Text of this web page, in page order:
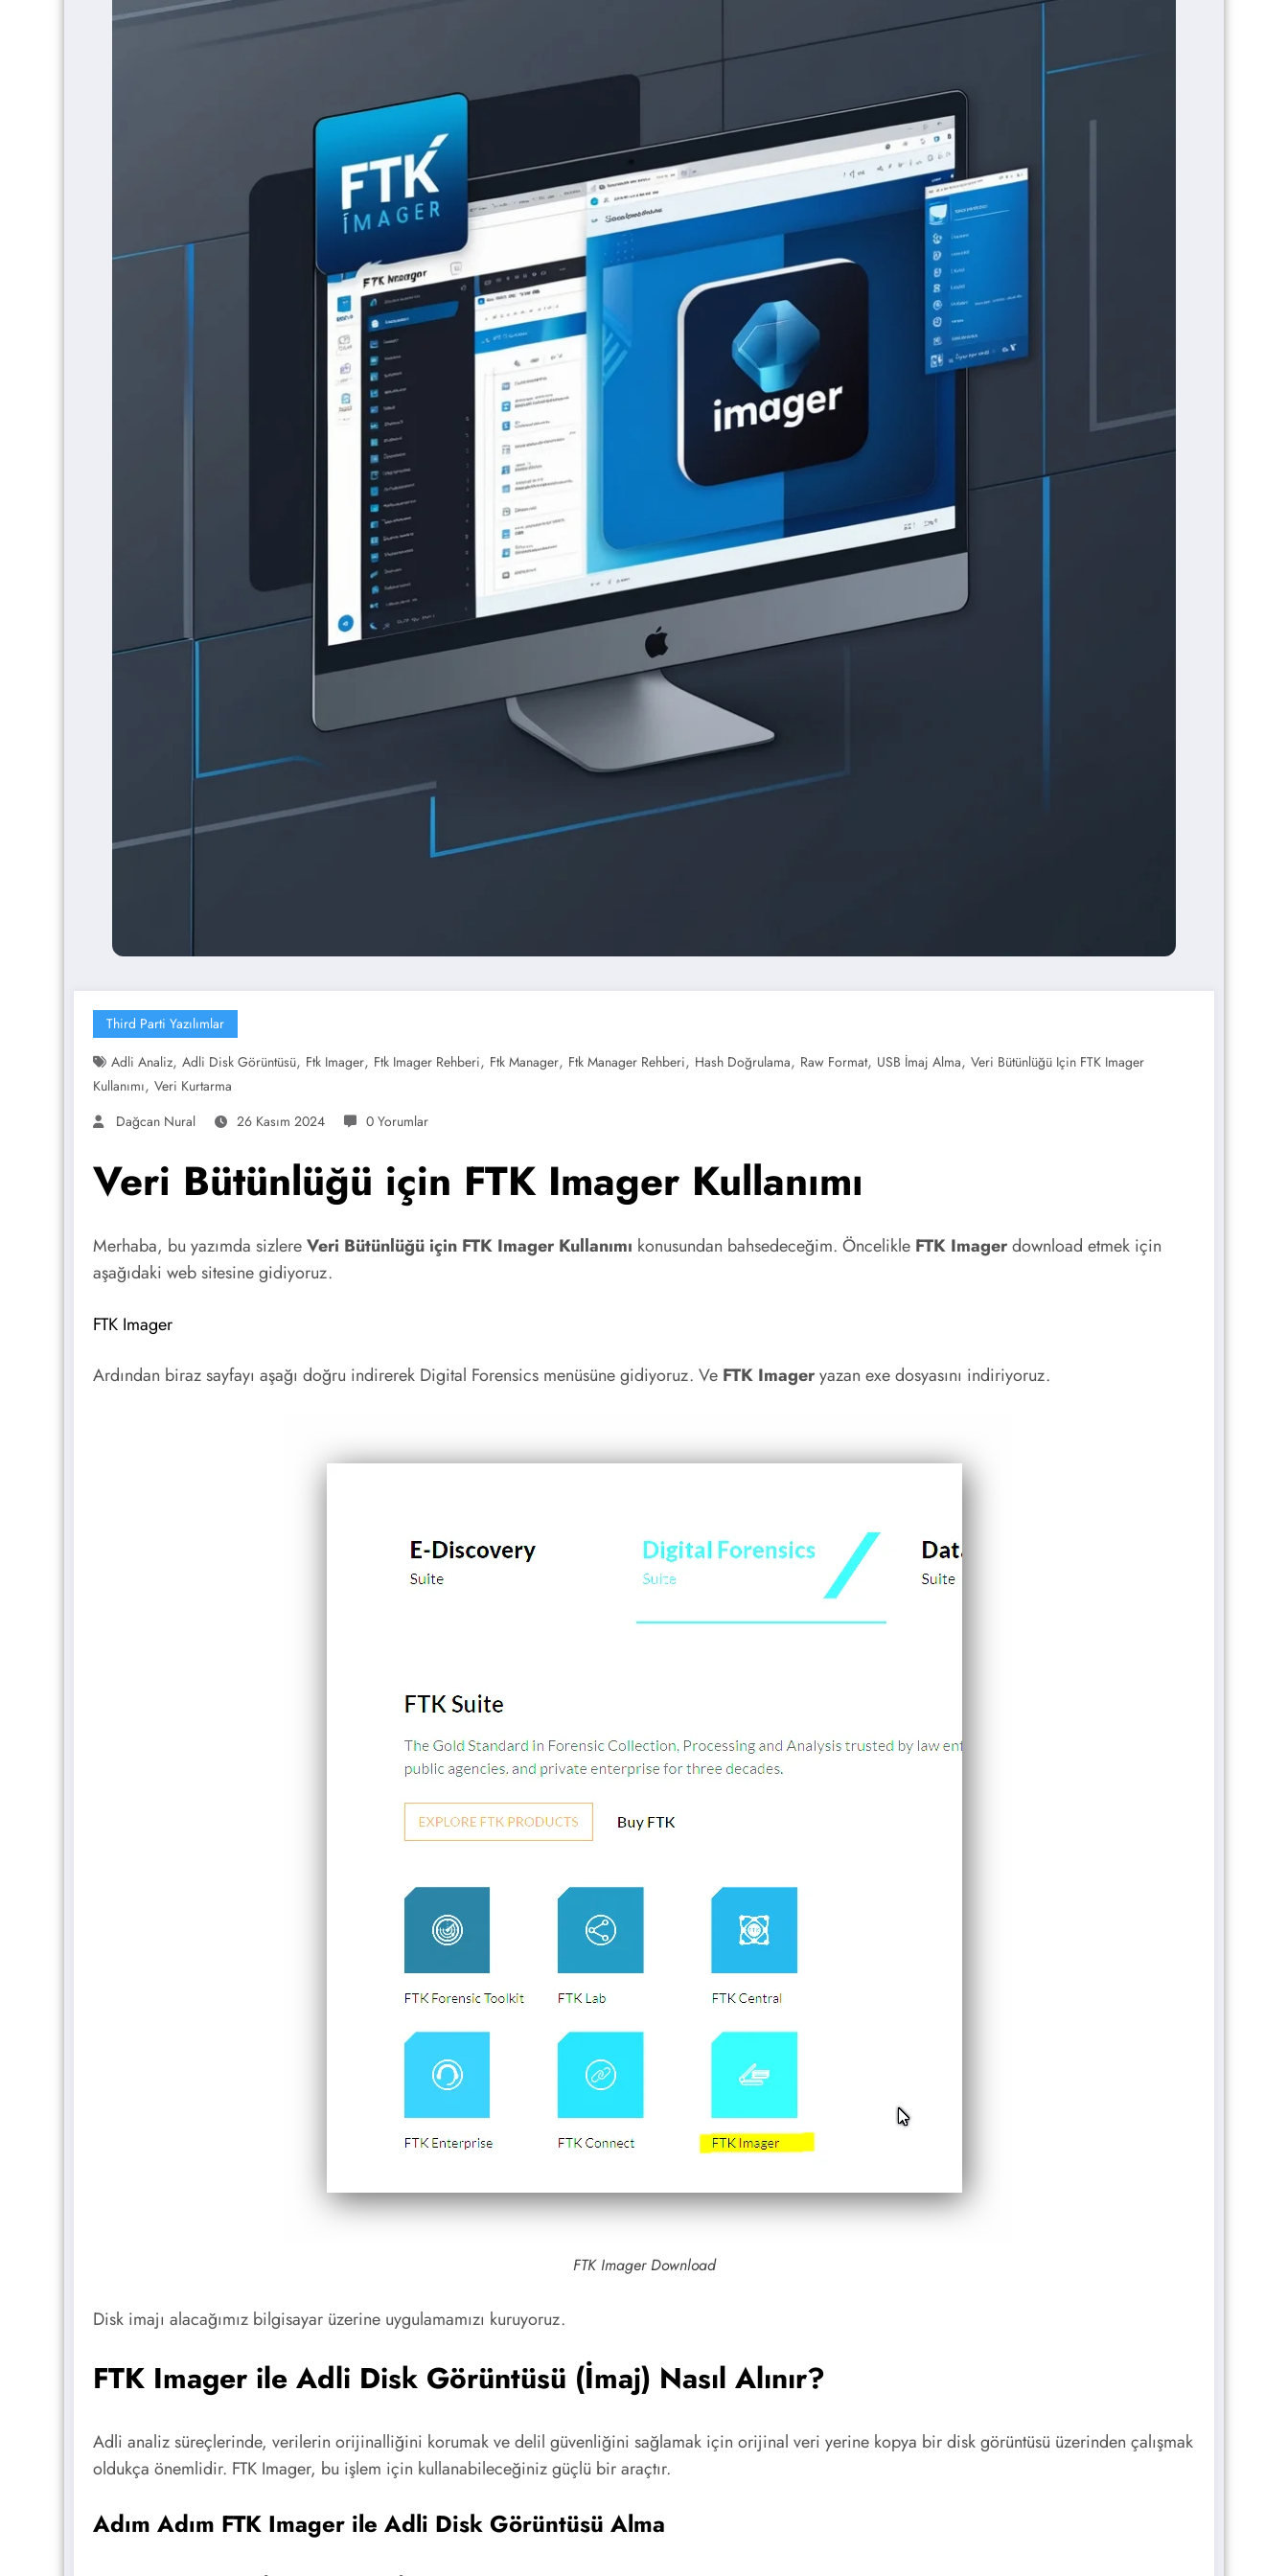
Third Parti Yazılımlar
Adli Analiz, Adli Disk Görüntüsü, Ftk Imager, Ftk Imager Rehberi, Ftk Manager, Ftk Manager Rehberi, Hash Doğrulama, Raw Format, USB İmaj Alma, Veri Bütünlüğü Için FTK Imager
Kullanımı, Veri Kurtarma
Dağcan Nural
26 Kasım 2024 0 Yorumlar
Veri Bütünlüğü için FTK Imager Kullanımı
Merhaba, bu yazımda sizlereVeri Bütünlüğü için FTK Imager Kullanımı konusundan bahsedeceğim. Öncelikle FTK Imagerdownload etmek için
aşağıdaki web sitesine gidiyoruz.
FTK Imager
Ardından biraz sayfayı aşağı doğru indirerek Digital Forensics menüsüne gidiyoruz. Ve FTK Imageryazan exe dosyasını indiriyoruz.
FTK Imager Download
Disk imajı alacağımız bilgisayar üzerine uygulamamızı kuruyoruz.
FTK Imager ile Adli Disk Görüntüsü (İmaj) Nasıl Alınır?
Adli analiz süreçlerinde, verilerin orijinalliğini korumak ve delil güvenliğini sağlamak için orijinal veri yerine kopya bir disk görüntüsü üzerinden çalışmak
oldukça önemlidir. FTK Imager, bu işlem için kullanabileceğiniz güçlü bir araçtır.
Adım Adım FTK Imager ile Adli Disk Görüntüsü Alma